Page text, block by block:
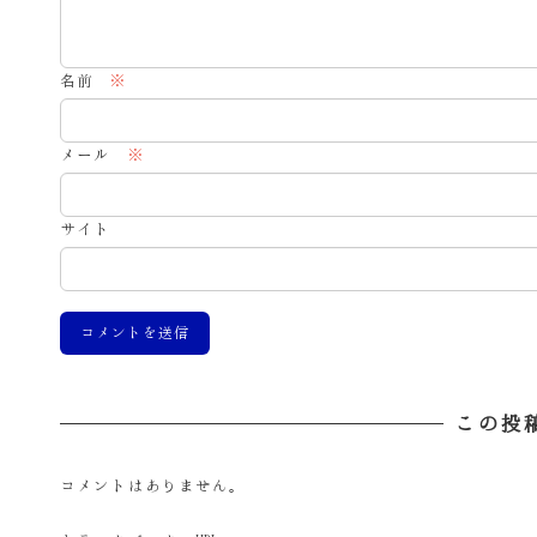
名前 ※
メール ※
サイト
この投
コメントはありません。